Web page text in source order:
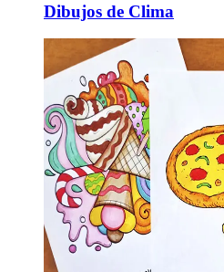
Dibujos de Clima